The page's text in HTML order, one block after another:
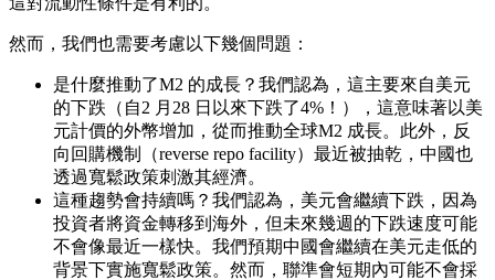
然而，我們也需要考慮以下幾個問題：
是什麼推動了M2 的成長？我們認為，這主要來自美元
的下跌（自2 月28 日以來下跌了4%！），這意味著以美
元計價的外幣增加，從而推動全球M2 成長。此外，反
向回購機制（reverse repo facility）最近被抽乾，中國也
透過寬鬆政策刺激其經濟。
這種趨勢會持續嗎？我們認為，美元會繼續下跌，因為
投資者將資金轉移到海外，但未來幾週的下跌速度可能
不會像最近一樣快。我們預期中國會繼續在美元走低的
背景下實施寬鬆政策。然而，聯準會短期內可能不會採